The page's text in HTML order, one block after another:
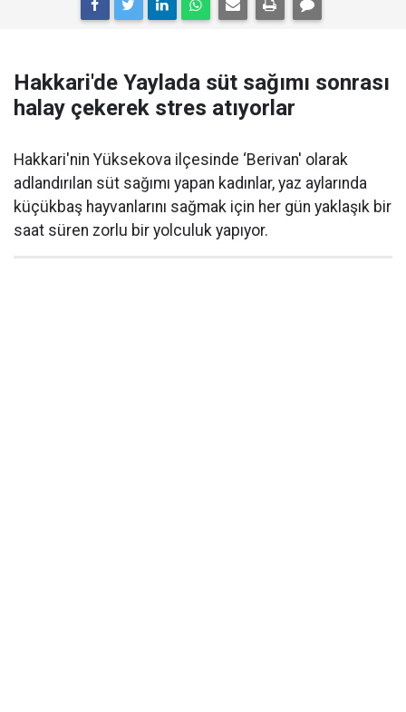
Hakkari'de Yaylada süt sağımı sonrası
halay çekerek stres atıyorlar
Hakkari'nin Yüksekova ilçesinde ‘Berivan' olarak
adlandırılan süt sağımı yapan kadınlar, yaz aylarında
küçükbaş hayvanlarını sağmak için her gün yaklaşık bir
saat süren zorlu bir yolculuk yapıyor.